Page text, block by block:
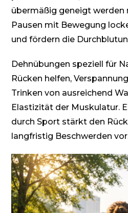
übermäßig geneigt werden
Pausen mit Bewegung
und fördern die
Dehnübungen speziell für
Rücken helfen,
Trinken von ausreichend
Elastizität der Muskulatur.
durch Sport stärkt den
langfristig Beschwerden